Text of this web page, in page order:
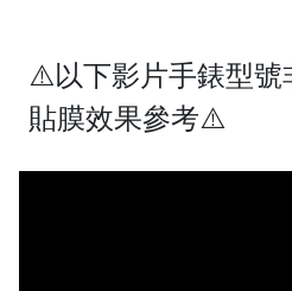
⚠️以下影片手錶型號
貼膜效果參考⚠️